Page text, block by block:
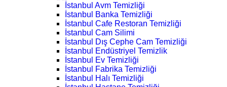
İstanbul Avm Temizliği
İstanbul Banka Temizliği
İstanbul Cafe Restoran Temizliği
İstanbul Cam Silimi
İstanbul Dış Cephe Cam Temizliği
İstanbul Endüstriyel Temizlik
İstanbul Ev Temizliği
İstanbul Fabrika Temizliği
İstanbul Halı Temizliği